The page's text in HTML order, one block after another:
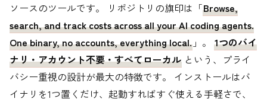
ソースのツールです。 リポジトリの旗印は「Browse,
search, and track costs across all your AI coding agents.
One binary, no accounts, everything local. 」。 1つのバイ
ナリ・アカウント不要・すべてローカル という、プライ
バシー重視の設計が最大の特徴です。 インストールはバ
イナリを1つ置くだけ、起動すればすぐ使える手軽さで、